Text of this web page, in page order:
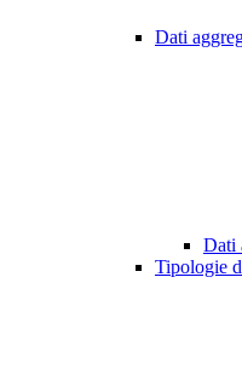
Dati
Dati
Tipologie